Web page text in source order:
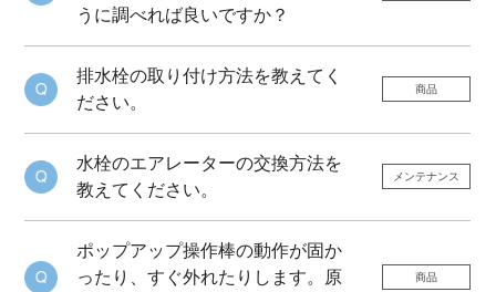
うに調べれば良いですか？
排水栓の取り付け方法を教えてく
ださい。
商品
水栓のエアレーターの交換方法を
教えてください。
メンテナンス
ポップアップ操作棒の動作が固か
ったり、すぐ外れたりします。原
商品